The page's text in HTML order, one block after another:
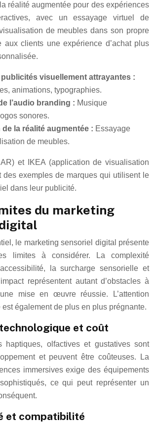
réalité augmentée pour des expériences
avec un essayage virtuel de
de meubles dans son propre
aux clients une expérience d’achat plus
visuellement attrayantes :
animations, typographies.
l’audio branding : Musique
sonores.
la réalité augmentée : Essayage
de meubles.
et IKEA (application de visualisation
des exemples de marques qui utilisent le
dans leur publicité.
du marketing
le marketing sensoriel digital présente
limites à considérer. La complexité
la surcharge sensorielle et
représentent autant d’obstacles à
mise en œuvre réussie. L’attention
est également de plus en plus prégnante.
et coût
haptiques, olfactives et gustatives sont
et peuvent être coûteuses. La
immersives exige des équipements
ce qui peut représenter un
et compatibilité